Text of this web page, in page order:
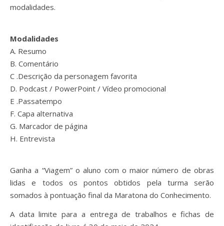
modalidades.
Modalidades
A. Resumo
B. Comentário
C .Descrição da personagem favorita
D. Podcast / PowerPoint / Vídeo promocional
E .Passatempo
F. Capa alternativa
G. Marcador de página
H. Entrevista
Ganha a “Viagem” o aluno com o maior número de obras
lidas e todos os pontos obtidos pela turma serão
somados à pontuação final da Maratona do Conhecimento.
A data limite para a entrega de trabalhos e fichas de